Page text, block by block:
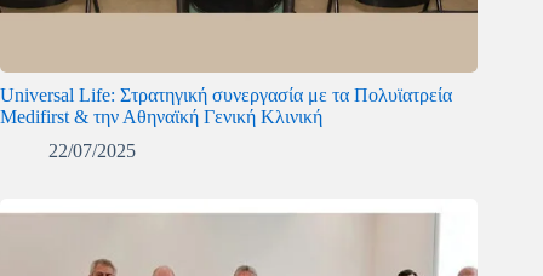
Universal Life: Στρατηγική συνεργασία με τα Πολυϊατρεία
Medifirst & την Αθηναϊκή Γενική Κλινική
22/07/2025